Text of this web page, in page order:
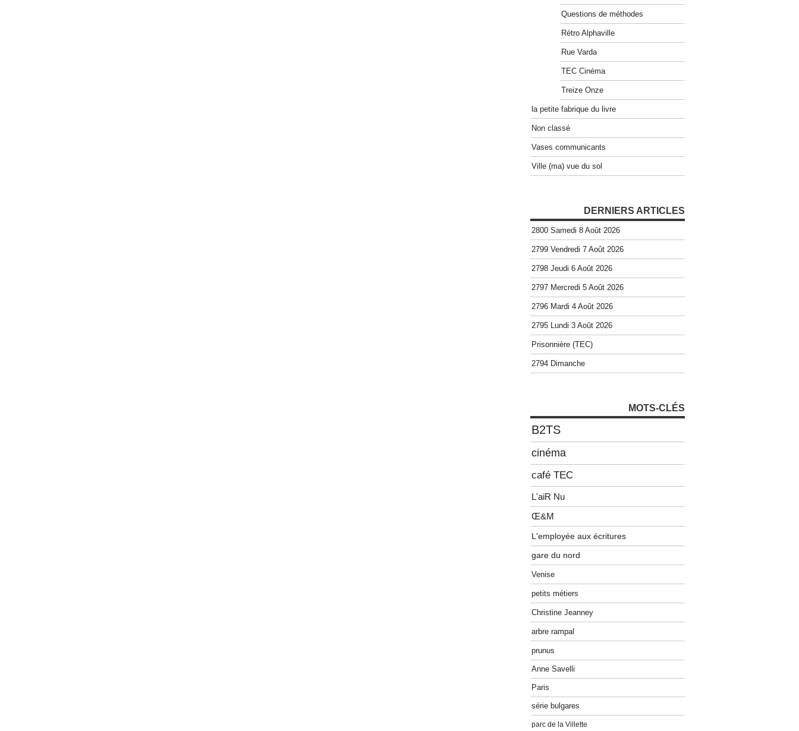
Questions de méthodes
Rétro Alphaville
Rue Varda
TEC Cinéma
Treize Onze
la petite fabrique du livre
Non classé
Vases communicants
Ville (ma) vue du sol
DERNIERS ARTICLES
2800 Samedi 8 Août 2026
2799 Vendredi 7 Août 2026
2798 Jeudi 6 Août 2026
2797 Mercredi 5 Août 2026
2796 Mardi 4 Août 2026
2795 Lundi 3 Août 2026
Prisonnière (TEC)
2794 Dimanche
MOTS-CLÉS
B2TS
cinéma
café TEC
L'aiR Nu
Œ&M
L'employée aux écritures
gare du nord
Venise
petits métiers
Christine Jeanney
arbre rampal
prunus
Anne Savelli
Paris
série bulgares
parc de la Villette